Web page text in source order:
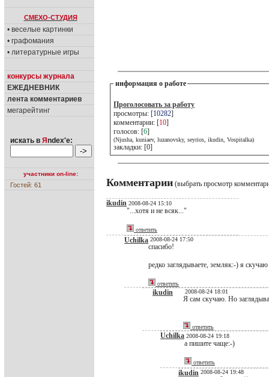
СМЕХО-СТУДИЯ
• веселые картинки
• графомания
• литературные игры
конкурсы журнала
ЕЖЕДНЕВНИК
лента комментариев
мегарейтинг
искать в Я ndex'е:
участники on-line:
Гостей: 61
информация о работе
Проголосовать за работу
просмотры: [10282]
комментарии: [10]
голосов: [6]
(Njusha, kuniaev, luzanovsky, seyrios, ikudin, Vospitalka)
закладки: [0]
Комментарии (выбрать просмотр
ikudin 2008-08-24 15:10
"...хотя и не всяк..."
ответить
Uchilka 2008-08-24 17:50
спасибо!
редко заглядываете, земляк:-) я скучаю
ответить
ikudin 2008-08-24 18:01
Я сам скучаю. Но
ответить
Uchilka 2008-08-24 19:18
а пишите чаще:-)
ответить
ikudin 2008-08-24 19:48